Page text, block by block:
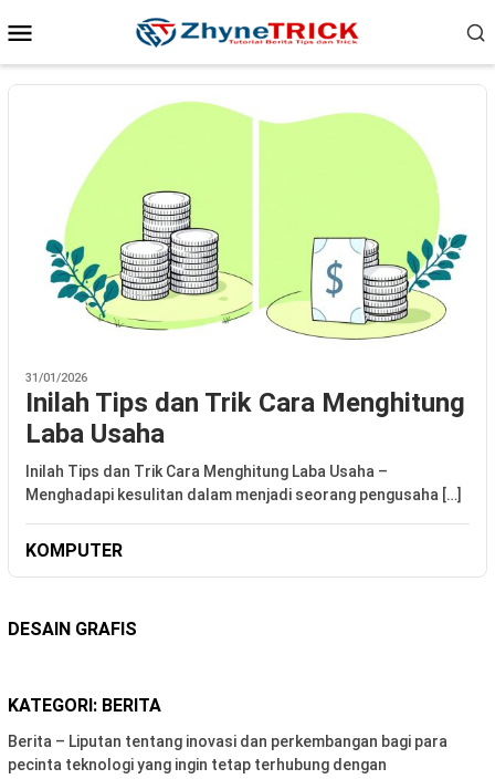
ke
Mobile
31/01/2026
Inilah Tips dan Trik Cara Menghitung
Laba Usaha
Inilah Tips dan Trik Cara Menghitung Laba Usaha –
Menghadapi kesulitan dalam menjadi seorang pengusaha […]
KOMPUTER
DESAIN GRAFIS
KATEGORI: BERITA
Berita – Liputan tentang inovasi dan perkembangan bagi para
pecinta teknologi yang ingin tetap terhubung dengan